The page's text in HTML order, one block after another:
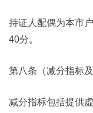
持证人配偶为本市
40分。
第八条（减分指标及
减分指标包括提供